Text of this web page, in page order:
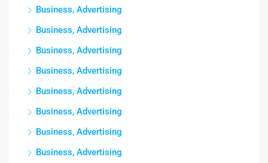
Business, Advertising
Business, Advertising
Business, Advertising
Business, Advertising
Business, Advertising
Business, Advertising
Business, Advertising
Business, Advertising